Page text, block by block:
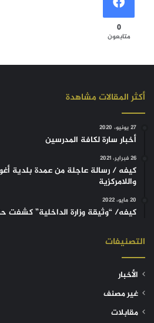
0
متابعون
أكثر المقالات مشاهدة
27 يونيو، 2020
أخبار سارة لكافة المدرسين
26 فبراير، 2021
كيفه / رسالة عاجلة من عمدة بلدية
واللامركزية
20 مايو، 2022
كيفه/ “وثيقة وزارة الداخلية” كشفت
التصنيفات
الأخبار
غير مصنف
مقابلات